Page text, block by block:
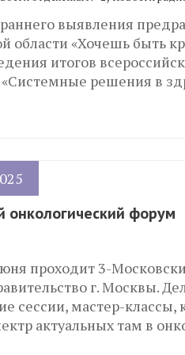
выявления
области «Хочешь быть
итогов
решения в
онкологический форум
проходит 3-
г. Москвы.
сессии, мастер-
актуальных там в